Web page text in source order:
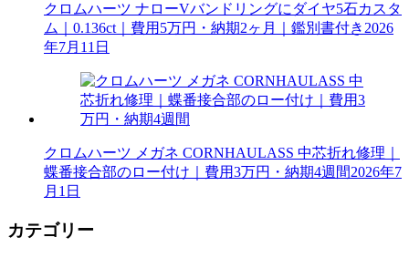
クロムハーツ ナローVバンドリングにダイヤ5石カスタ
ム｜0.136ct｜費用5万円・納期2ヶ月｜鑑別書付き 2026
年7月11日
クロムハーツ メガネ CORNHAULASS 中芯折れ修理｜
蝶番接合部のロー付け｜費用3万円・納期4週間2026年7
月1日
カテゴリー